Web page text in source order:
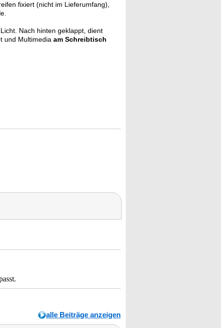
fixiert (nicht im Lieferumfang),
Nach hinten geklappt, dient
und Multimedia am Schreibtisch
alle Beiträge anzeigen